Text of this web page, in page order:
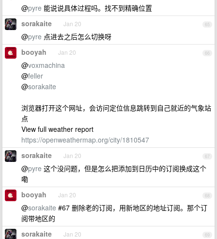
@pyre 能说说具体过程吗。找不到精确位置
65
sorakaite Jan 20
@pyre 点进去之后怎么切换呀
66
booyah Jan 20
@voxmachina
@feller
@sorakaite
浏览器打开这个网址，会访问定位信息跳转到自己就近的气象站
点
View full weather report
https://openweathermap.org/city/1810547
67
sorakaite Jan 20
@pyre 这个没问题，但是怎么把添加到日历中的订阅换成这个
嘞
68
booyah Jan 20
@sorakaite #67 删除老的订阅，用新地区的地址订阅。那个订
阅带地区的
69
sorakaite Jan 20